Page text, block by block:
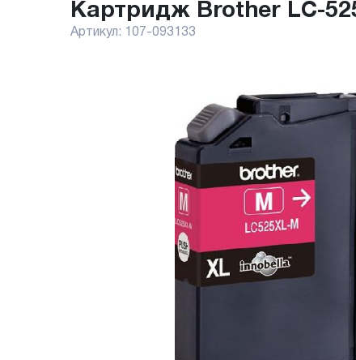
Картридж Brother LC-
Артикул: 107-093133